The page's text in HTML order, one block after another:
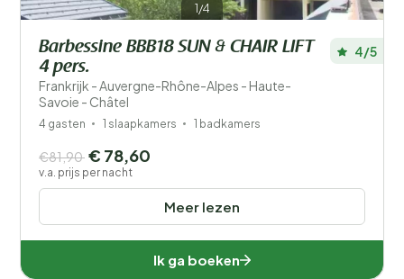
1/4
Barbessine BBB18 SUN & CHAIR LIFT
4 pers.
Frankrijk - Auvergne-Rhône-Alpes - Haute-
Savoie - Châtel
4/5
4 gasten 1 slaapkamers 1 badkamers
Meer lezen
€81,90 € 78,60
v.a. prijs per nacht
Ik ga boeken